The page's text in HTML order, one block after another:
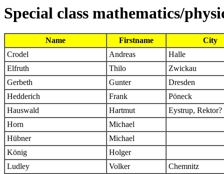
Special class mathematics/
Name Firstname
City
Crodel
Andreas
Halle
Elfruth
Thilo
Zwickau
Gerbeth
Gunter
Dresden
Hedderich
Frank
Pöneck
Hauswald
Hartmut
Eystrup, Rektor?
Horn
Michael
Hübner
Michael
König
Holger
Ludley
Volker
Chemnitz